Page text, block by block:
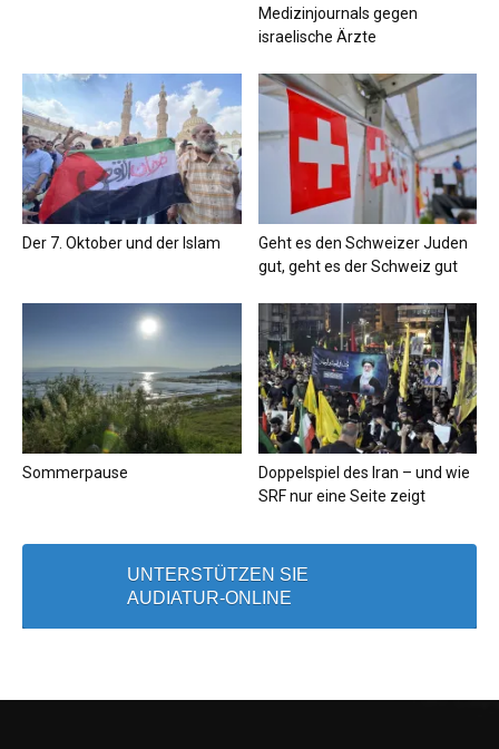
Medizinjournals gegen
israelische Ärzte
Der 7. Oktober und der Islam
Geht es den Schweizer Juden
gut, geht es der Schweiz gut
Sommerpause
Doppelspiel des Iran – und wie
SRF nur eine Seite zeigt
UNTERSTÜTZEN SIE
AUDIATUR-ONLINE